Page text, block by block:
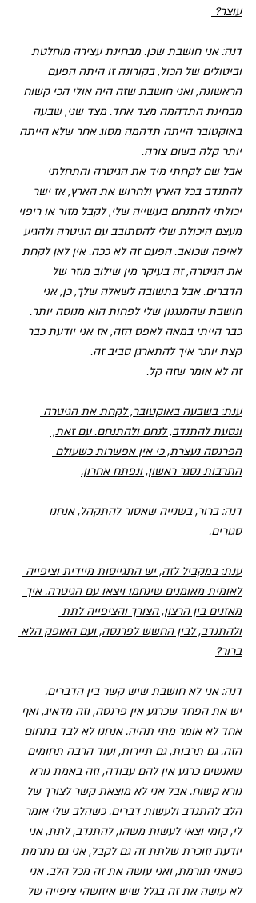
עוצר?
דנה: אני חושבת שכן. מבחינת עצירה מוחלטת
וביטולים של הכול, בקורונה זו היתה הפעם
הראשונה, ואני חושבת שזה היה אולי הכי קשוח
מבחינת התדהמה מצד אחד. מצד שני, שבעה
באוקטובר הייתה תדהמה מסוג אחר שלא הייתה
יותר קלה בשום צורה.
אבל שם לקחתי מיד את הגיטרה והתחלתי
להתנדב בכל הארץ ולחרוש את הארץ, אז ישר
יכולתי להתנחם בעשייה שלי, לקבל מזור או ריפוי
מעצם היכולת שלי להסתובב עם הגיטרה ולהגיע
לאיפה שכואב. הפעם זה לא ככה. אין לאן לקחת
את הגיטרה, זה בעיקר מין שילוב מוזר של
הדברים. אבל בתשובה לשאלה שלך, כן, אני
חושבת שהמנגנון שלי לפחות הוא מנוסה יותר.
כבר הייתי במאה לאפס הזה, אז אני יודעת כבר
קצת יותר איך להתארגן סביב זה.
זה לא אומר שזה קל.
ענת: בשבעה באוקטובר, לקחת את הגיטרה
ונסעת להתנדב, לנחם ולהתנחם. עם זאת,
הפרנסה נעצרת, כי אין אפשרות כשעולם
התרבות נסגר ראשון, ונפתח אחרון.
דנה: ברור, בשנייה שאסור להתקהל, אנחנו
סגורים.
ענת: במקביל לזה, יש התגייסות מיידית וציפייה
לאומית מאומנים שינחמו ויצאו עם הגיטרה. איך
מאזנים בין הרצון, הצורך והציפייה לתת
ולהתנדב, לבין החשש לפרנסה, ועם האופק הלא
ברור?
דנה: אני לא חושבת שיש קשר בין הדברים.
יש את הפחד שכרגע אין פרנסה, וזה מדאיג, ואף
אחד לא אומר מתי תהיה. אנחנו לא לבד בתחום
הזה. גם תרבות, גם תיירות, ועוד הרבה תחומים
שאנשים כרגע אין להם עבודה, וזה באמת נורא
נורא קשוח. אבל אני לא מוצאת קשר לצורך של
הלב להתנדב ולעשות דברים. כשהלב שלי אומר
לי, קומי וצאי לעשות משהו, להתנדב, לתת, אני
יודעת וזוכרת שלתת זה גם לקבל, אני גם נתרמת
כשאני תורמת, ואני עושה את זה מכל הלב. אני
לא עושה את זה בגלל שיש איזושהי ציפייה של